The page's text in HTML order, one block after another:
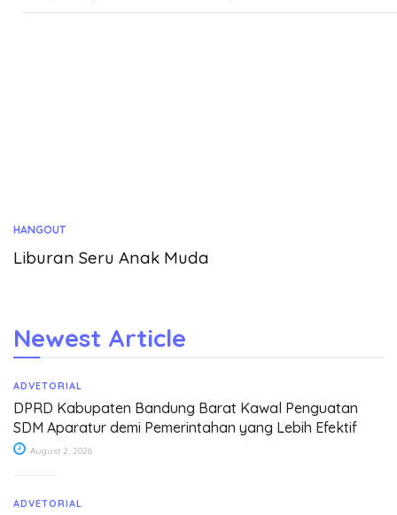
HANGOUT
Liburan Seru Anak Muda
Newest Article
ADVETORIAL
DPRD Kabupaten Bandung Barat Kawal Penguatan
SDM Aparatur demi Pemerintahan yang Lebih Efektif
August 2, 2026
ADVETORIAL